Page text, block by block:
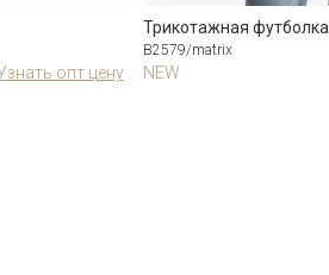
опт цену
Трикотажная футболка
B2579/matrix
NEW